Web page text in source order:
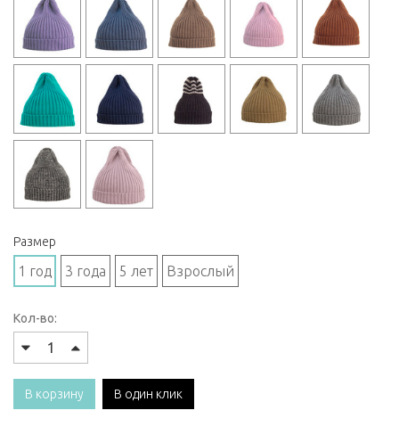
Размер
1 год 3 года 5 лет Взрослый
Кол-во:
В корзину В один клик